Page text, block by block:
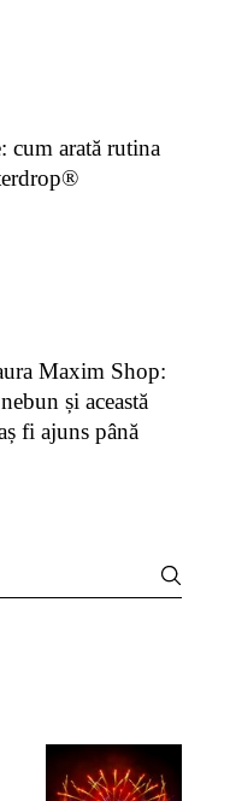
cum arată rutina
Maxim Shop:
și această
fi ajuns până